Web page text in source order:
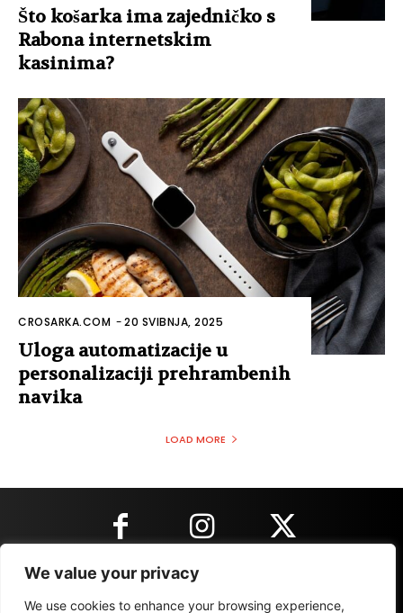
We value your privacy
We use cookies to enhance your browsing experience,
Što košarka ima zajedničko s
Rabona internetskim
kasinima?
CROSARKA.COM -20 SVIBNJA, 2025
Uloga automatizacije u
personalizaciji prehrambenih
navika
LOAD MORE
KONTAKT INFORMACIJE